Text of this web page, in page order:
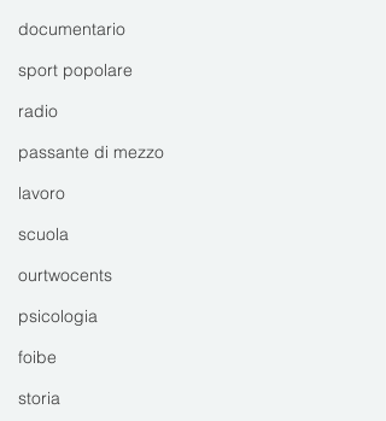
documentario
sport popolare
radio
passante di mezzo
lavoro
scuola
ourtwocents
psicologia
foibe
storia